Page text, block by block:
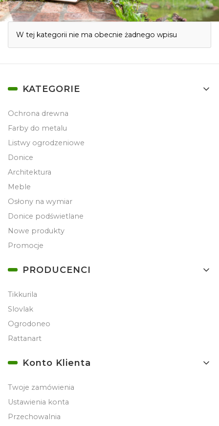
W tej kategorii nie ma obecnie żadnego wpisu
Linki w stopce
KATEGORIE
Ochrona drewna
Farby do metalu
Listwy ogrodzeniowe
Donice
Architektura
Meble
Osłony na wymiar
Donice podświetlane
Nowe produkty
Promocje
PRODUCENCI
Tikkurila
Slovlak
Ogrodoneo
Rattanart
Konto Klienta
Twoje zamówienia
Ustawienia konta
Przechowalnia